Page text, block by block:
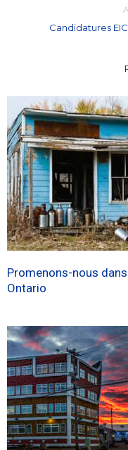
Candidatures
Promenons-nous
Ontario